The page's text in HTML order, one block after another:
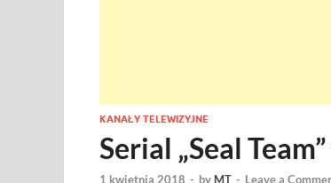
KANAŁY TELEWIZYJNE
Serial „Seal
1 kwietnia 2018 - by MT - Leave a